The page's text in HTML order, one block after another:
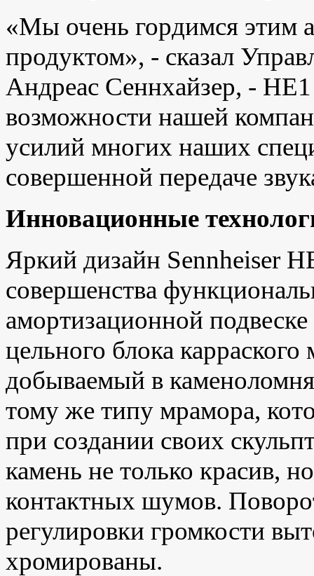
«Мы очень гордимся этим
продуктом», - сказал
Андреас Сеннхайзер, -
возможности нашей
усилий многих наших
совершенной передаче
Инновационные
Яркий дизайн Sennheiser
совершенства
амортизационной
цельного блока
добываемый в
тому же типу мрамора,
при создании своих
камень не только красив,
контактных шумов.
регулировки громкости
хромированы.